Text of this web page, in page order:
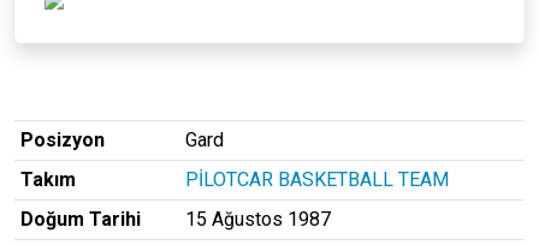
Posizyon
Gard
Takım
PİLOTCAR BASKETBALL TEAM
Doğum Tarihi
15 Ağustos 1987